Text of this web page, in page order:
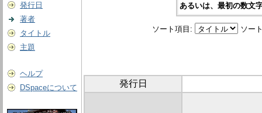
発行日
著者
タイトル
主題
ヘルプ
DSpaceについて
あるいは、最初の数文
ソート項目: ソー
発行日